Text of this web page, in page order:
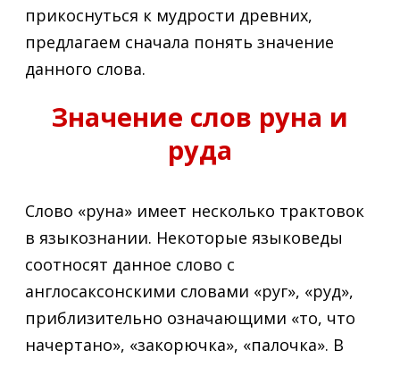
прикоснуться к мудрости древних,
предлагаем сначала понять значение
данного слова.
Значение слов руна и
руда
Слово «руна» имеет несколько трактовок
в языкознании. Некоторые языковеды
соотносят данное слово с
англосаксонскими словами «руг», «руд»,
приблизительно означающими «то, что
начертано», «закорючка», «палочка». В